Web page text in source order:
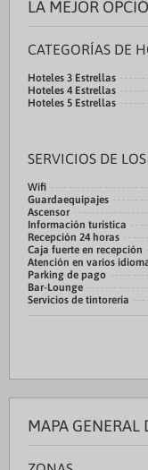
LA MEJOR
CATEGORÍAS DE
Hoteles 3 Estrellas
Hoteles 4 Estrellas
Hoteles 5 Estrellas
SERVICIOS DE
Wifi
Guardaequipajes
Ascensor
Información turística
Recepción 24 horas
Caja fuerte en recepción
Atención en varios
Parking de pago
Bar-Lounge
Servicios de tintorería
MAPA GENERAL